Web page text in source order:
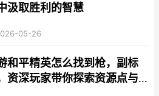
汲取胜利的智慧
05-26
和平精英怎么找到枪，副标
资深玩家带你探索资源点与